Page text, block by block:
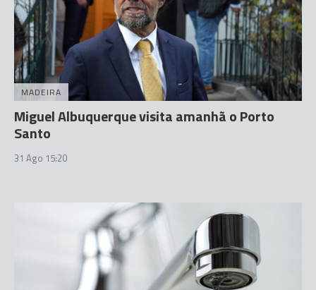
MADEIRA
Miguel Albuquerque visita amanhã o Porto
Santo
31 Ago 15:20